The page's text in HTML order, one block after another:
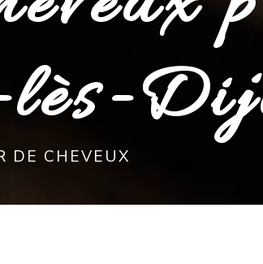
DE CHEVEUX